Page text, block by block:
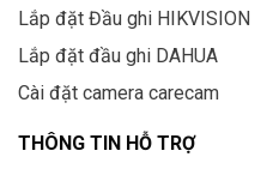
Lắp đặt Đầu ghi HIKVISION
Lắp đặt đầu ghi DAHUA
Cài đặt camera carecam
THÔNG TIN HỖ TRỢ